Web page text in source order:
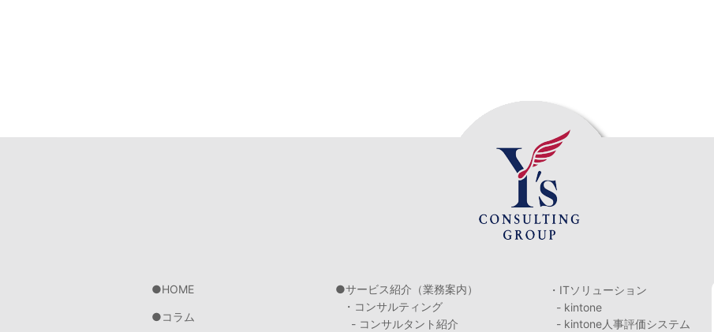
HOME
コラム
サービス紹介（業務案内）
・コンサルティング
- コンサルタント紹介
・ITソリューション
- kintone
- kintone人事評価システム